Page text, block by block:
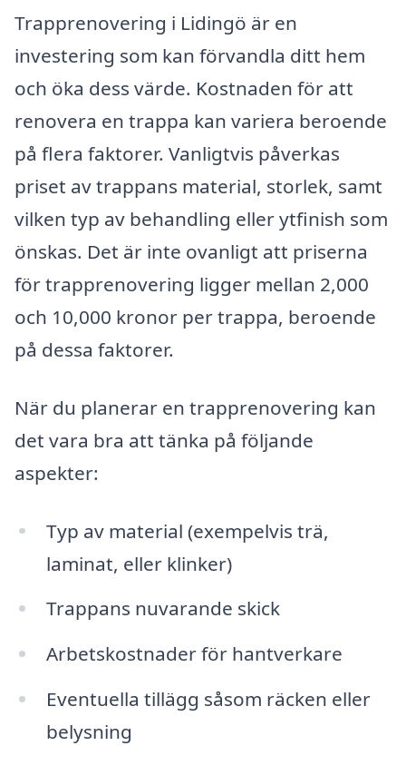
Trapprenovering i Lidingö är en
investering som kan förvandla ditt hem
och öka dess värde. Kostnaden för att
renovera en trappa kan variera beroende
på flera faktorer. Vanligtvis påverkas
priset av trappans material, storlek, samt
vilken typ av behandling eller ytfinish som
önskas. Det är inte ovanligt att priserna
för trapprenovering ligger mellan 2,000
och 10,000 kronor per trappa, beroende
på dessa faktorer.
När du planerar en trapprenovering kan
det vara bra att tänka på följande
aspekter:
Typ av material (exempelvis trä,
laminat, eller klinker)
Trappans nuvarande skick
Arbetskostnader för hantverkare
Eventuella tillägg såsom räcken eller
belysning